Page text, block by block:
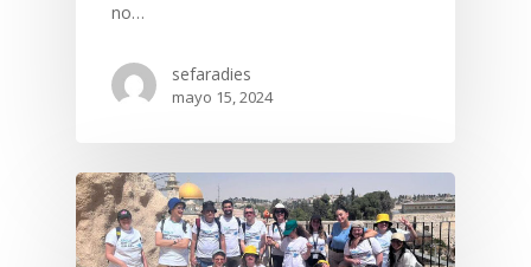
no…
sefaradies
mayo 15, 2024